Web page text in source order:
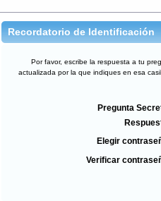
Recordatorio de Identificación
Por favor, escribe la respuesta a tu
actualizada por la que indiques en esa
Pregunta
Elegir
Verificar